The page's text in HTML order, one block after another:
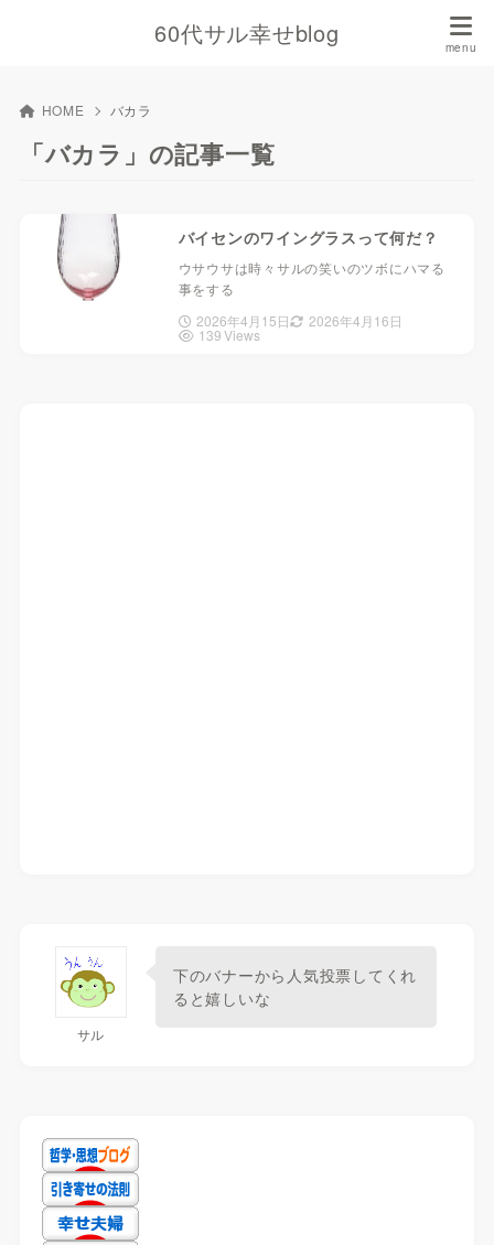
60代サル幸せblog
HOME バカラ
「バカラ」の記事一覧
バイセンのワイングラスって何だ？
ウサウサは時々サルの笑いのツボにハマる
事をする
2026年4月15日
2026年4月16日
139 Views
サル
下のバナーから人気投票してくれ
ると嬉しいな